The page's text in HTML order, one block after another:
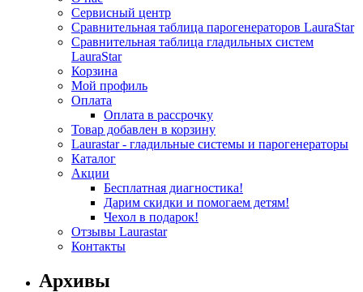
Сервисный центр
Сравнительная таблица парогенераторов LauraStar
Сравнительная таблица гладильных систем
LauraStar
Корзина
Мой профиль
Оплата
Оплата в рассрочку
Товар добавлен в корзину
Laurastar - гладильные системы и парогенераторы
Каталог
Акции
Бесплатная диагностика!
Дарим скидки и помогаем детям!
Чехол в подарок!
Отзывы Laurastar
Контакты
Архивы